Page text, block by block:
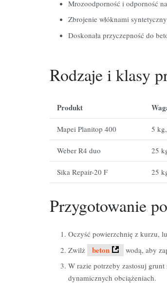
Mrozoodporność i odporność
Zbrojenie włóknami
Doskonała przyczepność do
Rodzajeiklasy
Produkt
Mapei Planitop 400 5 kg,
Weber R4 duo 25
Sika Repair-20 F 25
Przygotowanie
Oczyść powierzchnię z kurzu,
Zwilż
beton
wodą, aby
W razie potrzeby zastosuj
dynamicznych obciążeniach.